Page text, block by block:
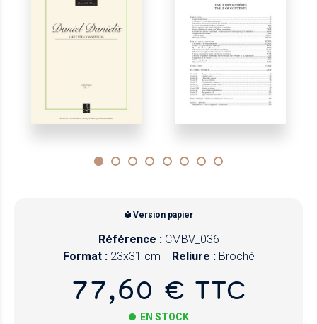
Version papier
Référence : CMBV_036
Format : 23x31 cm Reliure : Broché
77,60 € TTC
EN STOCK